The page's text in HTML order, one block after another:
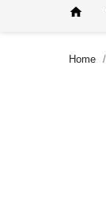

Home